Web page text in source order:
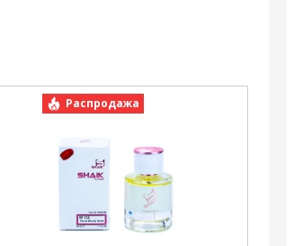
Распродажа